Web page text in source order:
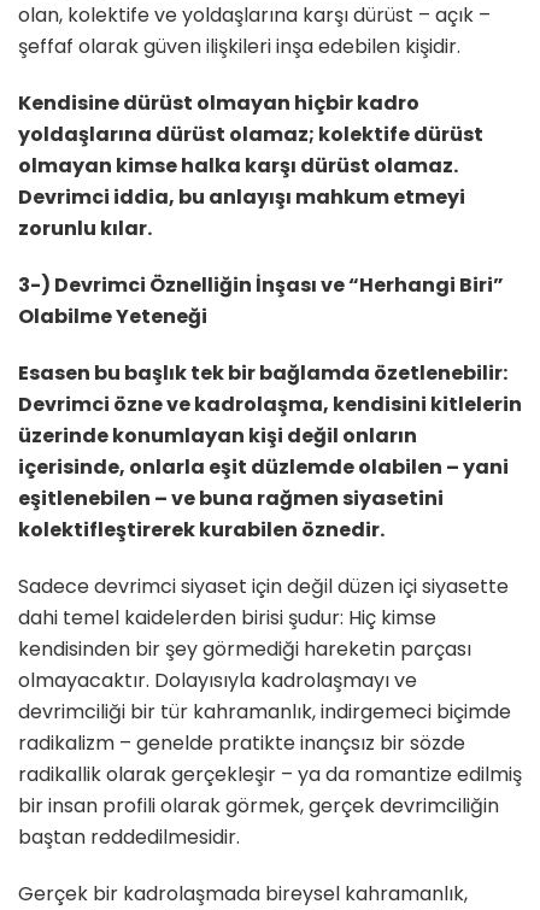
olan, kolektife ve yoldaşlarına karşı dürüst – açık –
şeffaf olarak güven ilişkileri inşa edebilen kişidir.
Kendisine dürüst olmayan hiçbir kadro
yoldaşlarına dürüst olamaz; kolektife dürüst
olmayan kimse halka karşı dürüst olamaz.
Devrimci iddia, bu anlayışı mahkum etmeyi
zorunlu kılar.
3-) Devrimci Öznelliğin İnşası ve “Herhangi Biri”
Olabilme Yeteneği
Esasen bu başlık tek bir bağlamda özetlenebilir:
Devrimci özne ve kadrolaşma, kendisini kitlelerin
üzerinde konumlayan kişi değil onların
içerisinde, onlarla eşit düzlemde olabilen – yani
eşitlenebilen – ve buna rağmen siyasetini
kolektifleştirerek kurabilen öznedir.
Sadece devrimci siyaset için değil düzen içi siyasette
dahi temel kaidelerden birisi şudur: Hiç kimse
kendisinden bir şey görmediği hareketin parçası
olmayacaktır. Dolayısıyla kadrolaşmayı ve
devrimciliği bir tür kahramanlık, indirgemeci biçimde
radikalizm – genelde pratikte inançsız bir sözde
radikallik olarak gerçekleşir – ya da romantize edilmiş
bir insan profili olarak görmek, gerçek devrimciliğin
baştan reddedilmesidir.
Gerçek bir kadrolaşmada bireysel kahramanlık,